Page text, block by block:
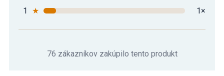
1
★ 1×
76 zákazníkov zakúpilo tento produkt